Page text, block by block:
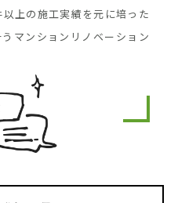
上の施工実績を元に培った
マンションリノベーション